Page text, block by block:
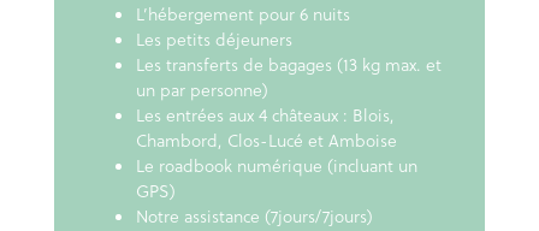
L’hébergement pour 6 nuits
Les petits déjeuners
Les transferts de bagages (13 kg max. et
un par personne)
Les entrées aux 4 châteaux : Blois,
Chambord, Clos-Lucé et Amboise
Le roadbook numérique (incluant un
GPS)
Notre assistance (7jours/7jours)